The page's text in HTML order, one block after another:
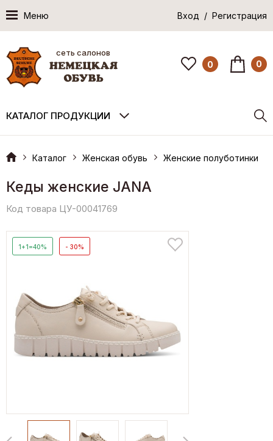
Меню Вход / Регистрация
сеть салонов
0 0
КАТАЛОГ ПРОДУКЦИИ
Каталог Женская обувь Женские полуботинки
Кеды женские JANA
Код товара ЦУ-00041769
1+1=40% - 30%